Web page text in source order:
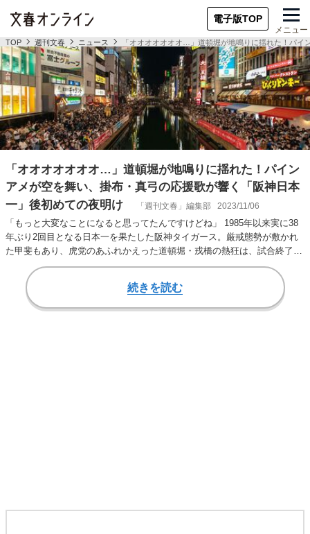
電子版TOP
メニュー
TOP 週刊文春 ニュース 「オオオオオオオ…」道頓堀が地鳴りに揺れた！パ
「オオオオオオオ…」道頓堀が地鳴りに揺れた！パイン
アメが空を舞い、掛布・真弓の応援歌が響く「阪神日本
一」後初めての夜明け
「週刊文春」編集部 2023/11/06
「もっと大変なことになると思ってたんですけどね」 1985年以来実に38
年ぶり2回目となる日本一を果たした阪神タイガース。厳戒態勢が敷かれ
た甲斐もあり、虎党のあふれかえった道頓堀・戎橋の熱狂は、試合終了か
ら10分ほど…
続きを読む